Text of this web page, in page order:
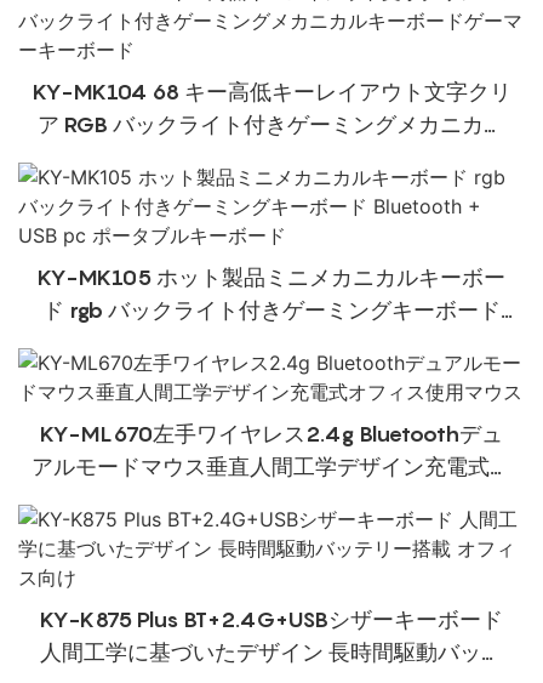
KY-MK104 68 キー高低キーレイアウト文字クリ
ア RGB バックライト付きゲーミングメカニカル
KY-MK105 ホット製品ミニメカニカルキーボー
ド rgb バックライト付きゲーミングキーボード
KY-ML670左手ワイヤレス2.4g Bluetoothデュ
アルモードマウス垂直人間工学デザイン充電式オ
KY-K875 Plus BT+2.4G+USBシザーキーボード
人間工学に基づいたデザイン 長時間駆動バッテ